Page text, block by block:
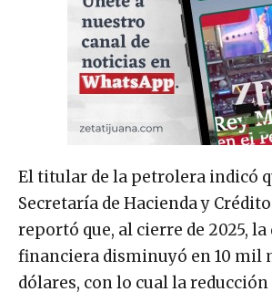
El titular de la petrolera indicó
Secretaría de Hacienda y Crédito
reportó que, al cierre de 2025, la
financiera disminuyó en 10 mil
dólares, con lo cual la